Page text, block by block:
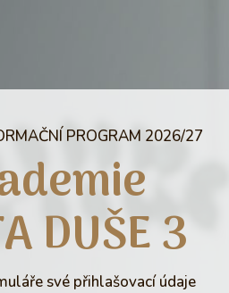
PROGRAM 2026/27
DUŠE 3
své přihlašovací údaje